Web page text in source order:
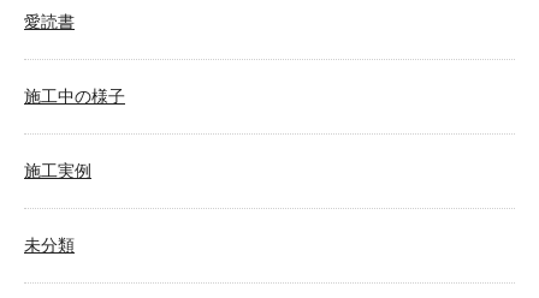
愛読書
施工中の様子
施工実例
未分類